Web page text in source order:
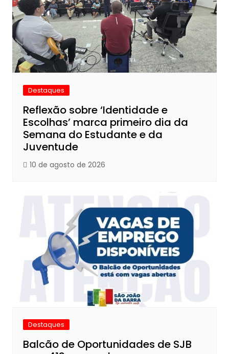
Destaques
Reflexão sobre ‘Identidade e
Escolhas’ marca primeiro dia da
Semana do Estudante e da
Juventude
10 de agosto de 2026
Destaques
Balcão de Oportunidades de SJB